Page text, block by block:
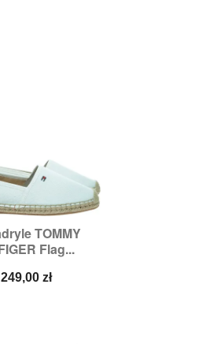
TOMMY
Flag...
Cena
249,00 zł